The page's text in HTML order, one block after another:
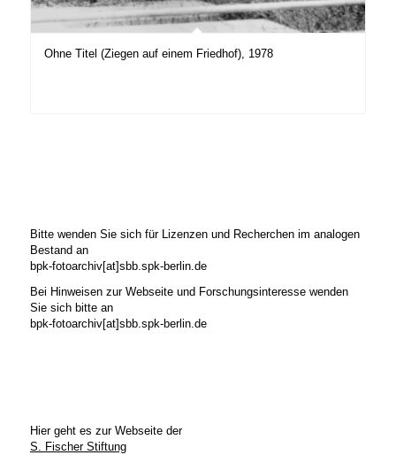
Ohne Titel (Ziegen auf einem Friedhof), 1978
Bitte wenden Sie sich für Lizenzen und Recherchen im analogen
Bestand an
bpk-fotoarchiv[at]sbb.spk-berlin.de
Bei Hinweisen zur Webseite und Forschungsinteresse wenden
Sie sich bitte an
bpk-fotoarchiv[at]sbb.spk-berlin.de
Hier geht es zur Webseite der
S. Fischer Stiftung